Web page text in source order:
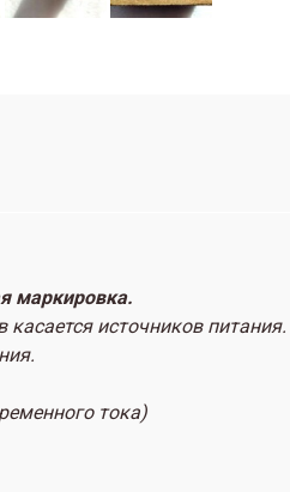
маркировка.
источников питания.
тока)